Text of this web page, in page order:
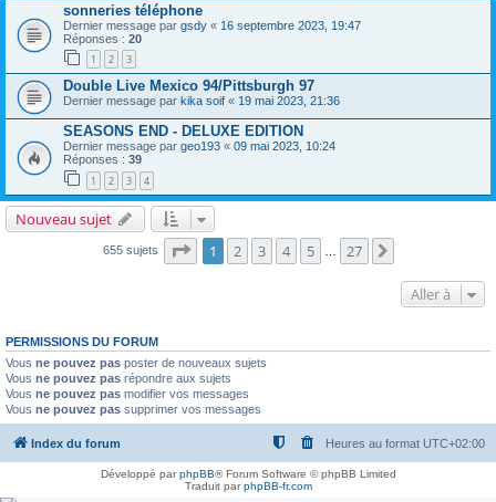
sonneries téléphone
Dernier message par gsdy « 16 septembre 2023, 19:47
Réponses : 20
1 2 3
Double Live Mexico 94/Pittsburgh 97
Dernier message par kika soif « 19 mai 2023, 21:36
SEASONS END - DELUXE EDITION
Dernier message par geo193 « 09 mai 2023, 10:24
Réponses : 39
1 2 3 4
Nouveau sujet
655 sujets Page sur27
1 2 3 4 5 27
Aller à
PERMISSIONS DU FORUM
Vous ne pouvez pas poster de nouveaux sujets
Vous ne pouvez pas répondre aux sujets
Vous ne pouvez pas modifier vos messages
Vous ne pouvez pas supprimer vos messages
Index du forum Heures au format UTC+02:00
Développé parphpBB® Forum Software © phpBB Limited
Traduit parphpBB-fr.com